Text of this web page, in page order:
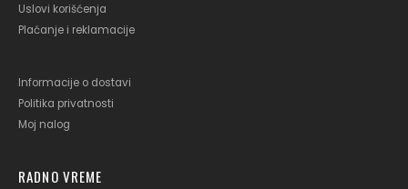
Uslovi korišćenja
Plaćanje i reklamacije
Informacije o dostavi
Politika privatnosti
Moj nalog
RADNO VREME